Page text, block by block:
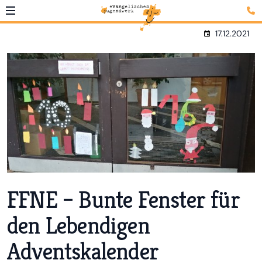
17.12.2021
FFNE – Bunte Fenster für
den Lebendigen
Adventskalender